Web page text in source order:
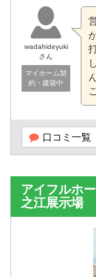
wadahideyuki
さん
マイホーム契
約・建築中
口コミ一覧
アイフルホ
之江展示場